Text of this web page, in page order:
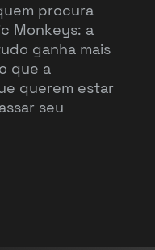
procura
Monkeys: a
ganha mais
que a
querem estar
seu